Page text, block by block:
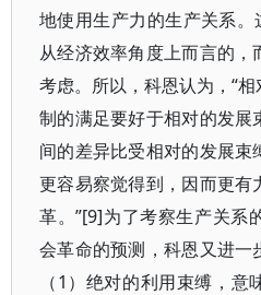
地使用生产力的生产关系。
从经济效率角度上而言的，
考虑。所以，科恩认为，“
制的满足要好于相对的发展
间的差异比受相对的发展束
更容易察觉得到，因而更
革。”[9]为了考察生产关系
会革命的预测，科恩又进一
（1）绝对的利用束缚，